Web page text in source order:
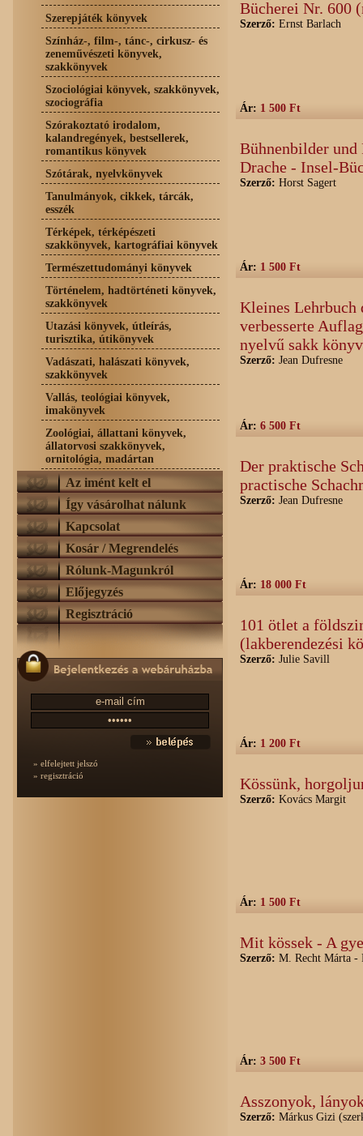
Szerepjáték könyvek
Színház-, film-, tánc-, cirkusz- és
zeneművészeti könyvek,
szakkönyvek
Szociológiai könyvek, szakkönyvek,
szociográfia
Szórakoztató irodalom,
kalandregények, bestsellerek,
romantikus könyvek
Szótárak, nyelvkönyvek
Tanulmányok, cikkek, tárcák,
esszék
Térképek, térképészeti
szakkönyvek, kartográfiai könyvek
Természettudományi könyvek
Történelem, hadtörténeti könyvek,
szakkönyvek
Utazási könyvek, útleírás,
turisztika, útikönyvek
Vadászati, halászati könyvek,
szakkönyvek
Vallás, teológiai könyvek,
imakönyvek
Zoológiai, állattani könyvek,
állatorvosi szakkönyvek,
ornitológia, madártan
Az imént kelt el
Így vásárolhat nálunk
Kapcsolat
Kosár / Megrendelés
Rólunk-Magunkról
Előjegyzés
Regisztráció
» elfelejtett jelszó
» regisztráció
Bücherei Nr. 600
Szerző: Ernst Barlach
Ár: 1 500 Ft
Bühnenbilder und
Drache - Insel-
Szerző: Horst Sagert
Ár: 1 500 Ft
Kleines Lehrbuch
verbesserte
nyelvű sakk
Szerző: Jean Dufresne
Ár: 6 500 Ft
Der praktische
practische
Szerző: Jean Dufresne
Ár: 18 000 Ft
101 ötlet a
(lakberendezési
Szerző: Julie Savill
Ár: 1 200 Ft
Kössünk,
Szerző: Kovács Margit
Ár: 1 500 Ft
Mit kössek - A
Szerző: M. Recht Márta -
Ár: 3 500 Ft
Asszonyok,
Szerző: Márkus Gizi